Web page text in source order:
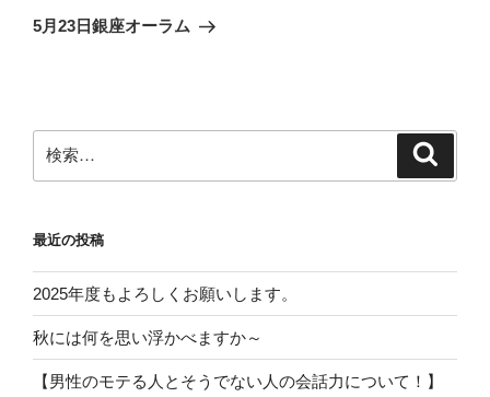
ゲ
ン
の
5月23日銀座オーラム
索:
最近の投稿
2025年度もよろしくお願いします。
秋には何を思い浮かべますか～
【男性のモテる人とそうでない人の会話力について！】